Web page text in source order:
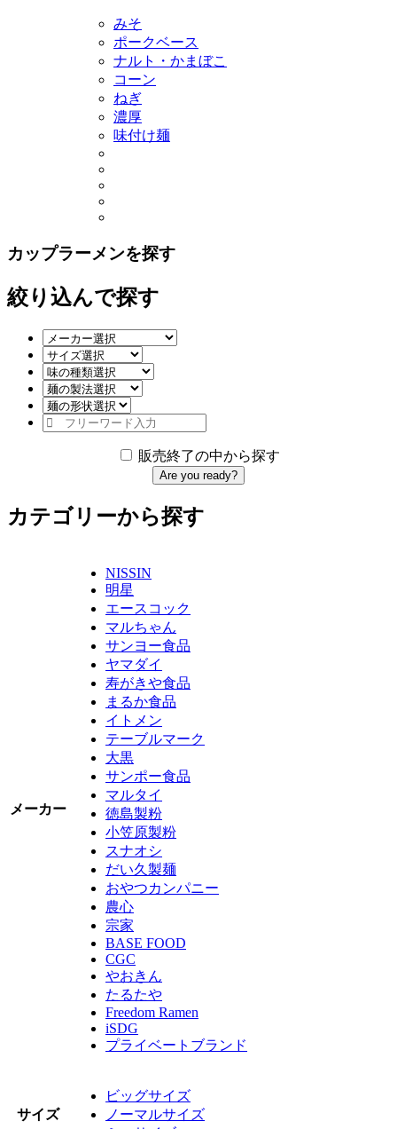
みそ
ポークベース
ナルト・かまぼこ
コーン
ねぎ
濃厚
味付け麺
カップラーメンを探す
絞り込んで探す
販売終了の中から探す
Are you ready?
カテゴリーから探す
メーカー
NISSIN
明星
エースコック
マルちゃん
サンヨー食品
ヤマダイ
寿がきや食品
まるか食品
イトメン
テーブルマーク
大黒
サンポー食品
マルタイ
徳島製粉
小笠原製粉
スナオシ
だい久製麺
おやつカンパニー
農心
宗家
BASE FOOD
CGC
やおきん
たるたや
Freedom Ramen
iSDG
プライベートブランド
サイズ
ビッグサイズ
ノーマルサイズ